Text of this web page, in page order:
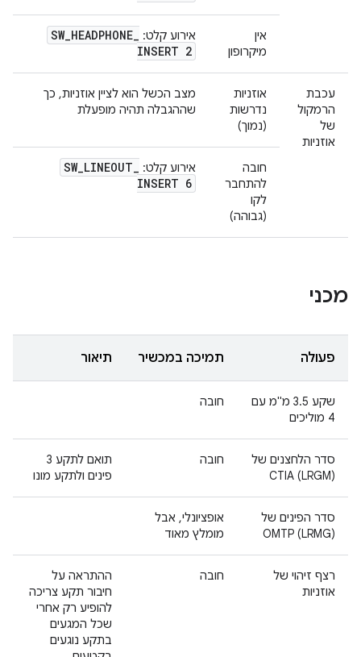
אין
מיקרופון
אירוע קלט: SW_HEADPHONE_
INSERT 2
עכבת
הרמקול
של
אוזניות
אוזניות
נדרשות
(נמוך)
מצב הכשל הוא לציין אוזניות, כך
שההגבלה תהיה מופעלת
חובה
להתחבר
לקו
(גבוהה)
אירוע קלט: SW_LINEOUT_
INSERT 6
מכני
פעולה תמיכה במכשיר תיאור
שקע 3.5 מ"מ עם
4 מוליכים
חובה
סדר הלחצנים של
CTIA (LRGM)
חובה
תואם לתקע 3
פינים ולתקע מונו
סדר הפינים של
OMTP (LRMG)
אופציונלי, אבל
מומלץ מאוד
רצף זיהוי של
אוזניות
חובה
ההתראה על
חיבור תקע צריכה
להופיע רק אחרי
שכל המגעים
בתקע נוגעים